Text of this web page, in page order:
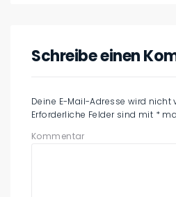
Schreibe einen
Deine E-Mail-Adresse wird nicht
Erforderliche Felder sind mit *
Kommentar